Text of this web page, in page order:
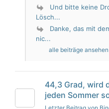
Und bitte keine
Lösch...
Danke, das mit
nic...
alle beiträge ansehen
44,3 Grad, wird
jeden Sommer